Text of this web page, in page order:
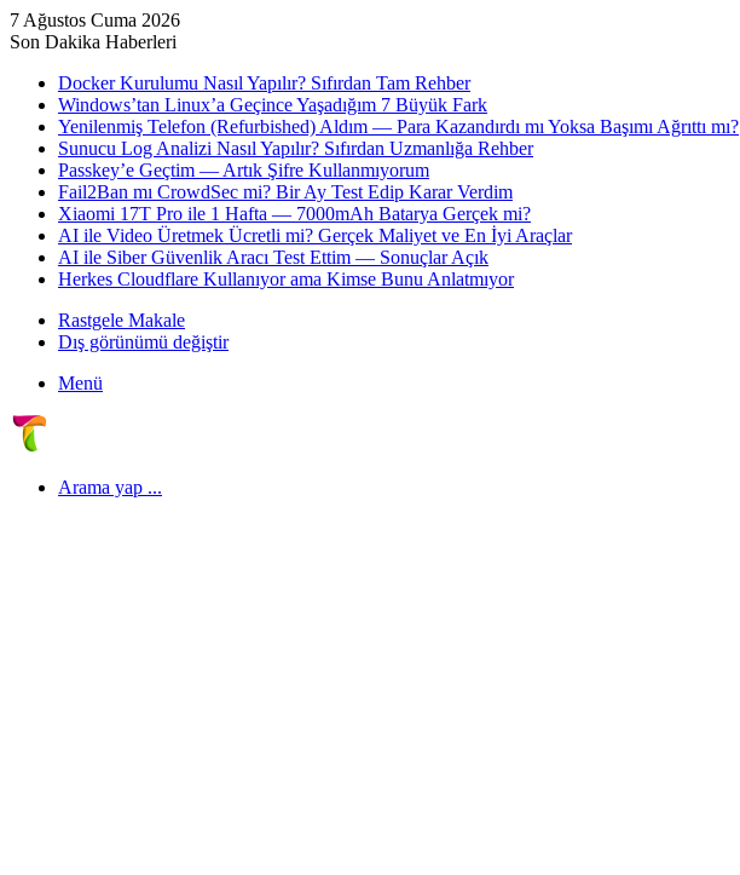
7 Ağustos Cuma 2026
Son Dakika Haberleri
Docker Kurulumu Nasıl Yapılır? Sıfırdan Tam Rehber
Windows’tan Linux’a Geçince Yaşadığım 7 Büyük Fark
Yenilenmiş Telefon (Refurbished) Aldım — Para Kazandırdı mı Yoksa Başımı Ağrıttı mı?
Sunucu Log Analizi Nasıl Yapılır? Sıfırdan Uzmanlığa Rehber
Passkey’e Geçtim — Artık Şifre Kullanmıyorum
Fail2Ban mı CrowdSec mi? Bir Ay Test Edip Karar Verdim
Xiaomi 17T Pro ile 1 Hafta — 7000mAh Batarya Gerçek mi?
AI ile Video Üretmek Ücretli mi? Gerçek Maliyet ve En İyi Araçlar
AI ile Siber Güvenlik Aracı Test Ettim — Sonuçlar Açık
Herkes Cloudflare Kullanıyor ama Kimse Bunu Anlatmıyor
Rastgele Makale
Dış görünümü değiştir
Menü
Arama yap ...